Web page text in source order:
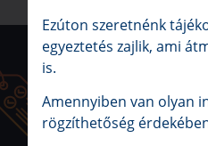
Ezúton szeretnénk
egyeztetés zajlik, ami
is.
Amennyiben van olyan
rögzíthetőség